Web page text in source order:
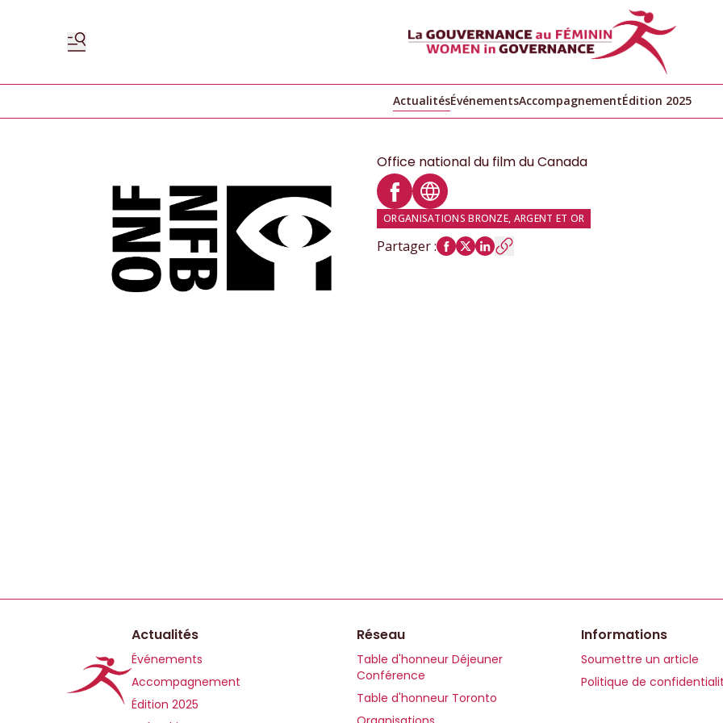
ActualitésÉvénementsAccompagnementÉdition 2025
Office national du film du Canada
Profil Facebook
Site web
ORGANISATIONS BRONZE, ARGENT ET OR
Partager:
Actualités
Événements
Accompagnement
Édition 2025
Réseau
Table d'honneur Déjeuner
Conférence
Table d'honneur Toronto
Informations
Soumettre un article
Politique de